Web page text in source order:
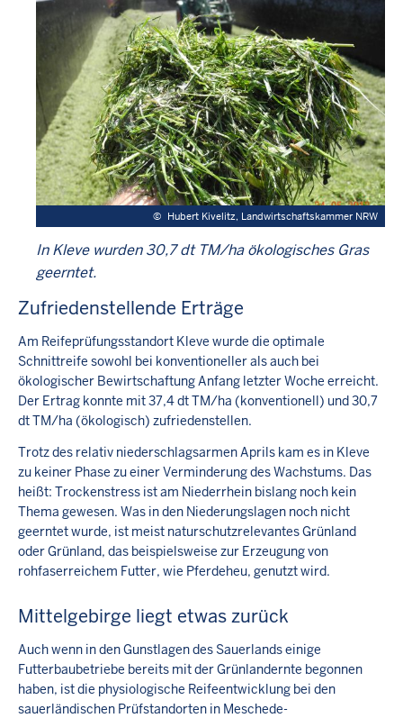
© Hubert Kivelitz, Landwirtschaftskammer NRW
In Kleve wurden 30,7 dt TM/ha ökologisches Gras
geerntet.
Zufriedenstellende Erträge
Am Reifeprüfungsstandort Kleve wurde die optimale
Schnittreife sowohl bei konventioneller als auch bei
ökologischer Bewirtschaftung Anfang letzter Woche erreicht.
Der Ertrag konnte mit 37,4 dt TM/ha (konventionell) und 30,7
dt TM/ha (ökologisch) zufriedenstellen.
Trotz des relativ niederschlagsarmen Aprils kam es in Kleve
zu keiner Phase zu einer Verminderung des Wachstums. Das
heißt: Trockenstress ist am Niederrhein bislang noch kein
Thema gewesen. Was in den Niederungslagen noch nicht
geerntet wurde, ist meist naturschutzrelevantes Grünland
oder Grünland, das beispielsweise zur Erzeugung von
rohfaserreichem Futter, wie Pferdeheu, genutzt wird.
Mittelgebirge liegt etwas zurück
Auch wenn in den Gunstlagen des Sauerlands einige
Futterbaubetriebe bereits mit der Grünlandernte begonnen
haben, ist die physiologische Reifeentwicklung bei den
sauerländischen Prüfstandorten in Meschede-